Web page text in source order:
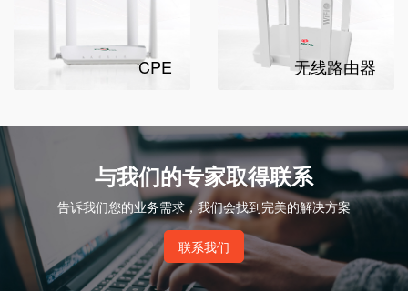
CPE 无线路由器
与我们的专家取得联系
告诉我们您的业务需求，我们会找到完美的解决方案
联系我们